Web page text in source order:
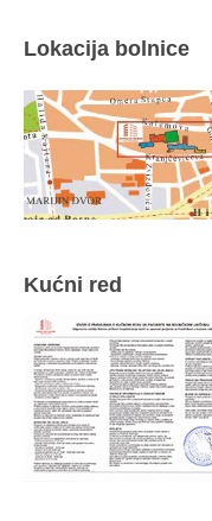
Lokacija bolnice
Kućni red